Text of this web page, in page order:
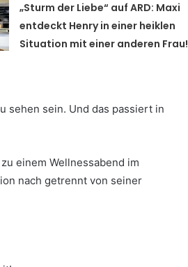
„Sturm der Liebe“ auf ARD: Maxi
entdeckt Henry in einer heiklen
Situation mit einer anderen Frau!
sehen sein. Und das passiert in
einem Wellnessabend im
nach getrennt von seiner